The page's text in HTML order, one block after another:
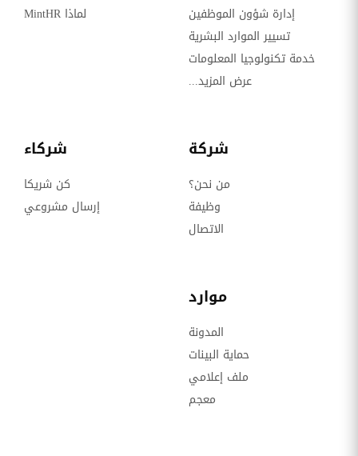
إدارة شؤون الموظفين
تسيير الموارد البشرية
خدمة تكنولوجيا المعلومات
عرض المزيد...
لماذا MintHR
شركة
من نحن؟
وظيفة
الاتصال
شركاء
كن شريكا
إرسال مشروعي
موارد
المدونة
حماية البينات
ملف إعلامي
معجم